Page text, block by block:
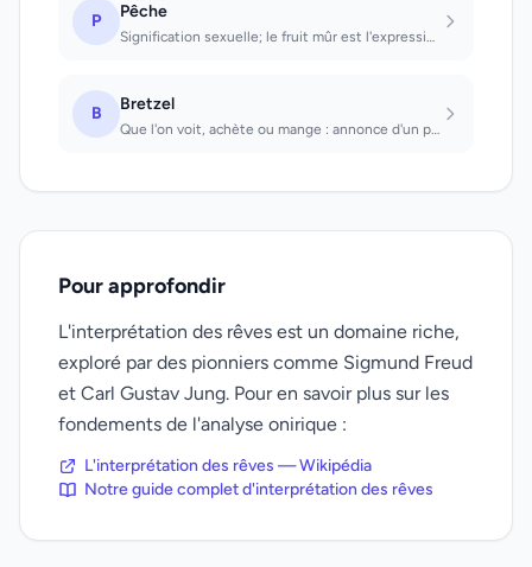
P Pêche
Signification sexuelle; le fruit mûr est l'expression d'un amour parfait.
B Bretzel
Que l'on voit, achète ou mange : annonce d'un plaisir. Que l'on vend dans la rue...
Pour approfondir
L'interprétation des rêves est un domaine riche,
exploré par des pionniers comme Sigmund Freud
et Carl Gustav Jung. Pour en savoir plus sur les
fondements de l'analyse onirique :
L'interprétation des rêves — Wikipédia
Notre guide complet d'interprétation des rêves